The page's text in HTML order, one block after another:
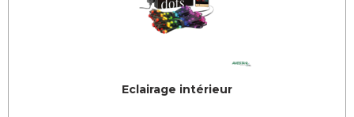
Eclairage intérieur